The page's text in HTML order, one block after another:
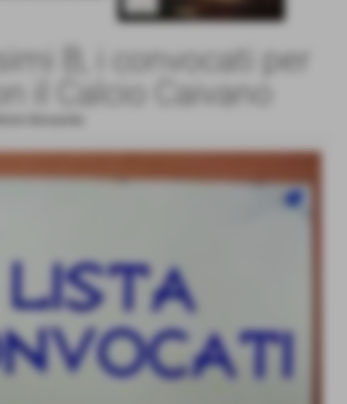
B, i convocati per
il Calcio Caivano